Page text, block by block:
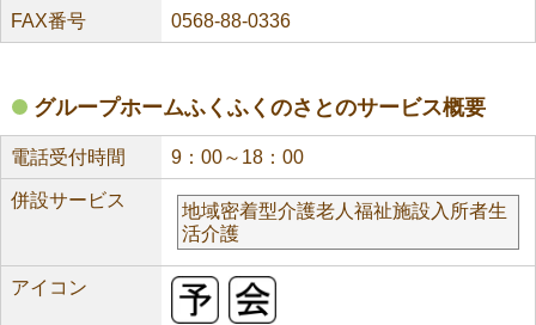
FAX番号 0568-88-0336
グループホームふくふくのさとのサービス概要
電話受付時間 9：00～18：00
併設サービス
地域密着型介護老人福祉施設入所者生
活介護
アイコン